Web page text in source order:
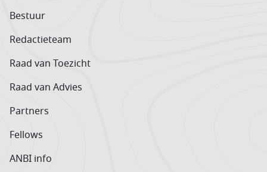
Bestuur
Redactieteam
Raad van Toezicht
Raad van Advies
Partners
Fellows
ANBI info